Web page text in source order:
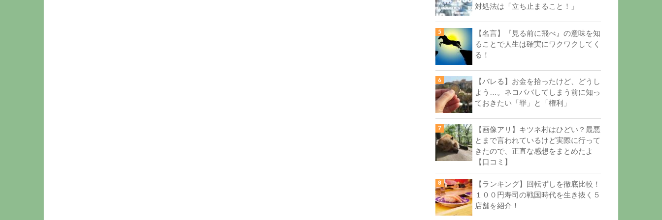
対処法は「立ち止まること！」
【名言】『見る前に飛べ』の意味を知
ることで人生は確実にワクワクしてく
る！
【バレる】お金を拾ったけど、どうし
よう…。ネコババしてしまう前に知っ
ておきたい「罪」と「権利」
【画像アリ】キツネ村はひどい？最悪
とまで言われているけど実際に行って
きたので、正直な感想をまとめたよ
【口コミ】
【ランキング】回転ずしを徹底比較！
１００円寿司の戦国時代を生き抜く５
店舗を紹介！